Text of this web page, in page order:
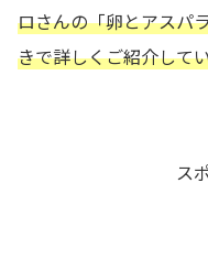
ロさんの「卵とアスパ
きで詳しくご紹介して
ス